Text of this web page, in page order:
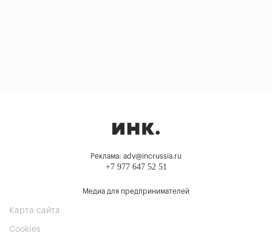
Реклама: adv@incrussia.ru
+7 977 647 52 51
Медиа для предпринимателей
Карта сайта
Cookies